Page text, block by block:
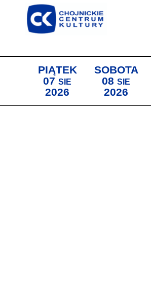
PIĄTEK
07 SIE
2026
SOBOTA
08 SIE
2026